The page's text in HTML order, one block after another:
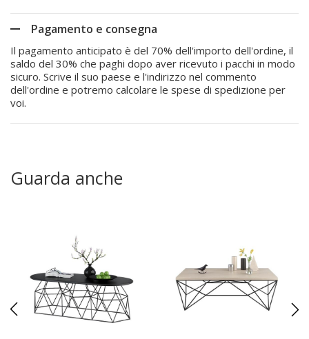
Pagamento e consegna
Il pagamento anticipato è del 70% dell'importo dell'ordine, il
saldo del 30% che paghi dopo aver ricevuto i pacchi in modo
sicuro. Scrive il suo paese e l'indirizzo nel commento
dell'ordine e potremo calcolare le spese di spedizione per
voi.
Guarda anche